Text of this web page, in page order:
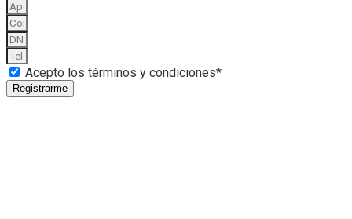
Acepto los términos y condiciones*
Registrarme